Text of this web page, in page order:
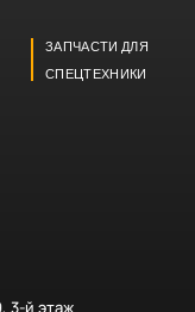
ЗАПЧАСТИ ДЛЯ
СПЕЦТЕХНИКИ
3-й этаж